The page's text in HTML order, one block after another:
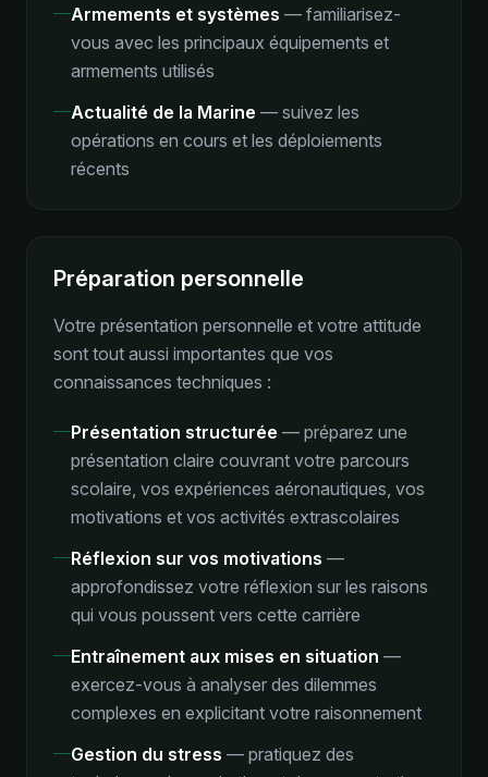
Armements et systèmes — familiarisez-
vous avec les principaux équipements et
armements utilisés
Actualité de la Marine — suivez les
opérations en cours et les déploiements
récents
Préparation personnelle
Votre présentation personnelle et votre attitude
sont tout aussi importantes que vos
connaissances techniques :
Présentation structurée — préparez une
présentation claire couvrant votre parcours
scolaire, vos expériences aéronautiques, vos
motivations et vos activités extrascolaires
Réflexion sur vos motivations —
approfondissez votre réflexion sur les raisons
qui vous poussent vers cette carrière
Entraînement aux mises en situation —
exercez-vous à analyser des dilemmes
complexes en explicitant votre raisonnement
Gestion du stress — pratiquez des